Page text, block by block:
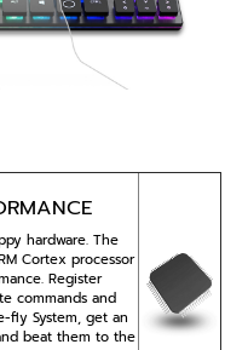
hardware. The
Cortex processor
Register
commands and
fly System, get an
beat them to the